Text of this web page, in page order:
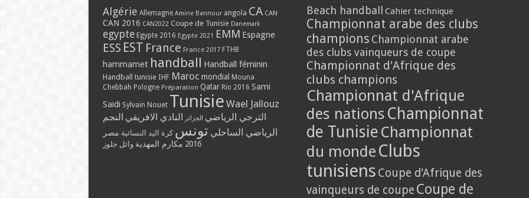
Algérie Allemagne Amine Bannour angola CA CAN
CAN 2016 CAN2022 Coupe de Tunisie Danemark
egypte Egypte 2016 Egypte 2021 EMM Espagne
ESS EST France France 2017 FTHB
hammamet handball Handball féminin
Handball tunisie IHF Maroc mondial Mouna
Chebbah Pologne Préparation Qatar Rio 2016 Sami
Saidi Sylvain Nouet Tunisie Wael Jallouz
الترجي الرياضي الجزائر النادي الافريقي النجم
الرياضي الساحلي تونس كرة اليد النسائية مصر
2016 مكارم المهدية وائل جلوز
Beach handball Cahier technique
Championnat arabe des clubs
champions Championnat arabe
des clubs vainqueurs de coupe
Championnat d'Afrique des
clubs champions
Championnat d'Afrique
des nations Championnat
de Tunisie Championnat
du monde Clubs
tunisiens Coupe d'Afrique des
vainqueurs de coupe Coupe de